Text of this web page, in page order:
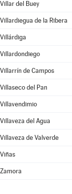
Villar del Buey
Villardiegua de la Ribera
Villárdiga
Villardondiego
Villarrín de Campos
Villaseco del Pan
Villavendimio
Villaveza del Agua
Villaveza de Valverde
Viñas
Zamora